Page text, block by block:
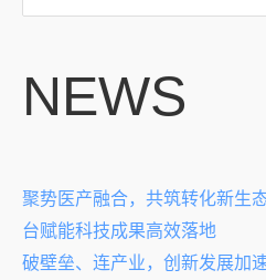
NEWS
聚势医产融合，共筑转化新生
台赋能科技成果高效落地
破壁垒、连产业，创新发展加